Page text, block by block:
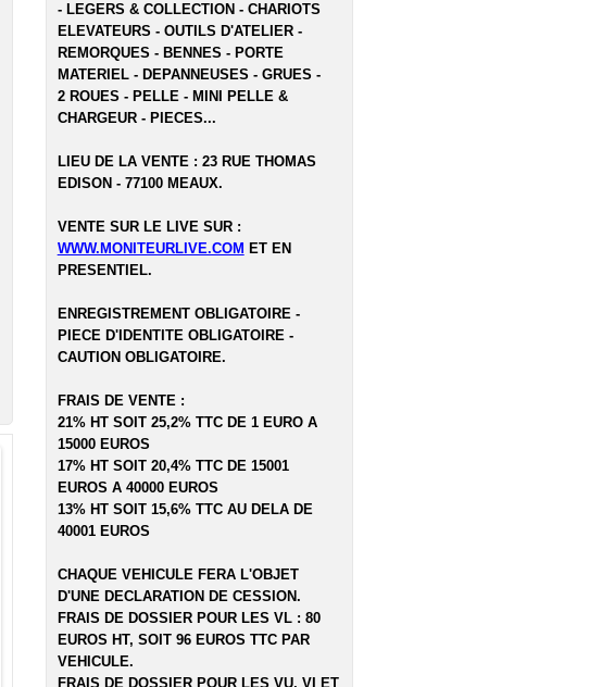
- LEGERS & COLLECTION - CHARIOTS
ELEVATEURS - OUTILS D'ATELIER -
REMORQUES - BENNES - PORTE
MATERIEL - DEPANNEUSES - GRUES -
2 ROUES - PELLE - MINI PELLE &
CHARGEUR - PIECES...
LIEU DE LA VENTE : 23 RUE THOMAS
EDISON - 77100 MEAUX.
VENTE SUR LE LIVE SUR :
WWW.MONITEURLIVE.COM ET EN
PRESENTIEL.
ENREGISTREMENT OBLIGATOIRE -
PIECE D'IDENTITE OBLIGATOIRE -
CAUTION OBLIGATOIRE.
FRAIS DE VENTE :
21% HT SOIT 25,2% TTC DE 1 EURO A
15000 EUROS
17% HT SOIT 20,4% TTC DE 15001
EUROS A 40000 EUROS
13% HT SOIT 15,6% TTC AU DELA DE
40001 EUROS
CHAQUE VEHICULE FERA L'OBJET
D'UNE DECLARATION DE CESSION.
FRAIS DE DOSSIER POUR LES VL : 80
EUROS HT, SOIT 96 EUROS TTC PAR
VEHICULE.
FRAIS DE DOSSIER POUR LES VU, VI ET